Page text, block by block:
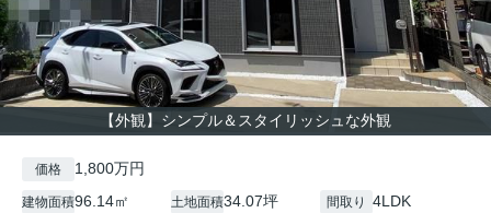
【外観】シンプル＆スタイリッシュな外観
価格 1,800万円
建物面積96.14㎡ 土地面積34.07坪
間取り 4LDK